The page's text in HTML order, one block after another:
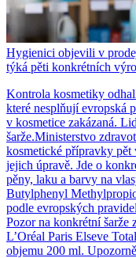
Hygienici objevili v
týká pěti konkrétních
Kontrola kosmetiky
které nesplňují evropská
v kosmetice zakázaná.
šarže.Ministerstvo
kosmetické přípravky
jejich úpravě. Jde o
pěny, laku a barvy na
Butylphenyl
podle evropských
Pozor na konkrétní
L’Oréal Paris Elseve
objemu 200 ml.